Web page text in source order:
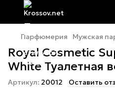
Парфюмерия Мужская
Royal Cosmetic
White Туалетная
Артикул: 20012 Оставить